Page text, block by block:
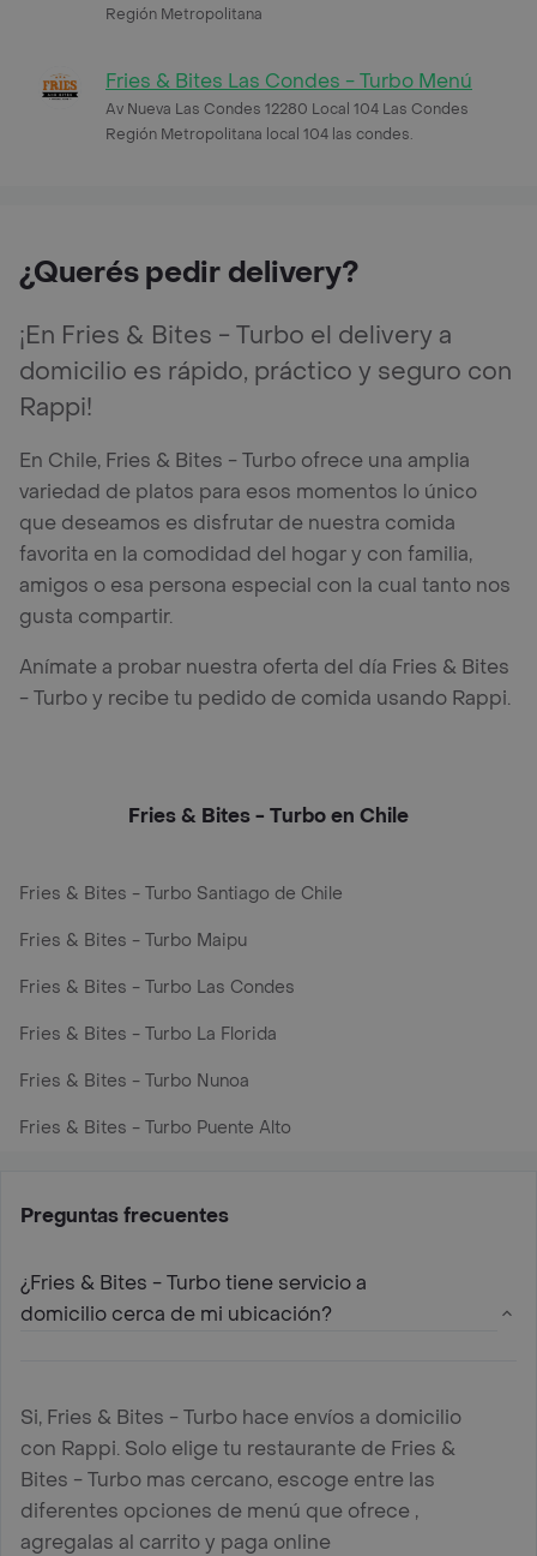
Región Metropolitana
Fries & Bites Las Condes - Turbo Menú
Av Nueva Las Condes 12280 Local 104 Las Condes
Región Metropolitana local 104 las condes.
¿Querés pedir delivery?
¡En Fries & Bites - Turbo el delivery a
domicilio es rápido, práctico y seguro con
Rappi!
En Chile, Fries & Bites - Turbo ofrece una amplia
variedad de platos para esos momentos lo único
que deseamos es disfrutar de nuestra comida
favorita en la comodidad del hogar y con familia,
amigos o esa persona especial con la cual tanto nos
gusta compartir.
Anímate a probar nuestra oferta del día Fries & Bites
- Turbo y recibe tu pedido de comida usando Rappi.
Fries & Bites - Turbo en Chile
Fries & Bites - Turbo Santiago de Chile
Fries & Bites - Turbo Maipu
Fries & Bites - Turbo Las Condes
Fries & Bites - Turbo La Florida
Fries & Bites - Turbo Nunoa
Fries & Bites - Turbo Puente Alto
Preguntas frecuentes
¿Fries & Bites - Turbo tiene servicio a
domicilio cerca de mi ubicación?
Si, Fries & Bites - Turbo hace envíos a domicilio
con Rappi. Solo elige tu restaurante de Fries &
Bites - Turbo mas cercano, escoge entre las
diferentes opciones de menú que ofrece ,
agregalas al carrito y paga online